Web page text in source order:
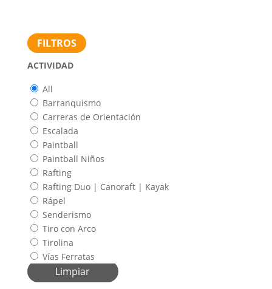
FILTROS
ACTIVIDAD
All
Barranquismo
Carreras de Orientación
Escalada
Paintball
Paintball Niños
Rafting
Rafting Duo | Canoraft | Kayak
Rápel
Senderismo
Tiro con Arco
Tirolina
Vías Ferratas
Limpiar